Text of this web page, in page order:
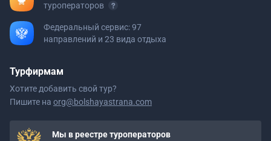
туроператоров
Федеральный сервис: 97
направлений и 23 вида отдыха
Турфирмам
Хотите добавить свой тур?
Пишите на org@bolshayastrana.com
Мы в реестре туроператоров